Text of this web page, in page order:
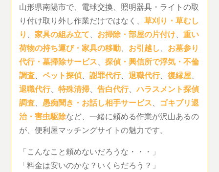
山形県南陽市で、電球交換、照明器具・ライトの取
り付け取り外し作業だけではなく、草刈り・草むし
り 、家具の組み立て、 お掃除・部屋の片付け、重い
荷物の持ち運び・家具の移動、 お引越し、 お墓参り
代行・墓掃除サービス、探偵・興信所で浮気・不倫
調査、ペット探偵、謝罪代行、退職代行、復縁屋、
退職代行、特殊清掃、告白代行、ハラスメント探偵
調査、愚痴聞き・お話し相手サービス、 ゴキブリ退
治・害虫駆除など、一緒に頼める作業が沢山あるの
が、便利屋マッチングサイトの魅力です。
「こんなこと頼めないだろうな・・・」
「料金は安いのかな？いくらだろう？」